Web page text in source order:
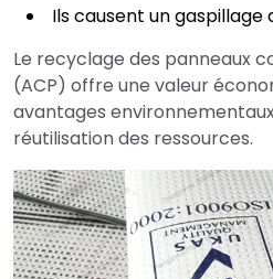
Ils causent un gaspillage
Le recyclage des panneaux
(ACP) offre une valeur
avantages
réutilisation des ressources.